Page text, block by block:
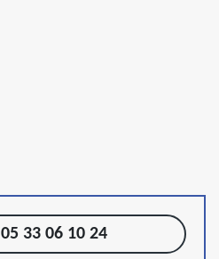
05 33 06 10 24